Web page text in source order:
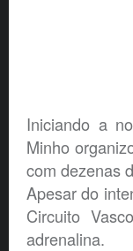
Iniciando a
Minho
com dezenas
Apesar do
Circuito
adrenalina.